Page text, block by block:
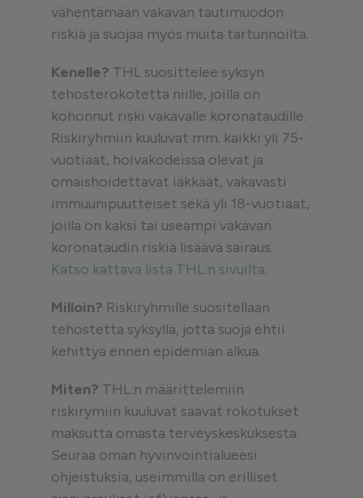
vähentämään vakavan tautimuodon
riskiä ja suojaa myös muita tartunnoilta.
Kenelle? THL suosittelee syksyn
tehosterokotetta niille, joilla on
kohonnut riski vakavalle koronataudille.
Riskiryhmiin kuuluvat mm. kaikki yli 75-
vuotiaat, hoivakodeissa olevat ja
omaishoidettavat iäkkäät, vakavasti
immuunipuutteiset sekä yli 18-vuotiaat,
joilla on kaksi tai useampi vakavan
koronataudin riskiä lisäävä sairaus.
Katso kattava lista THL:n sivuilta.
Milloin? Riskiryhmille suositellaan
tehostetta syksyllä, jotta suoja ehtii
kehittyä ennen epidemian alkua.
Miten? THL:n määrittelemiin
riskirymiin kuuluvat saavat rokotukset
maksutta omasta terveyskeskuksesta.
Seuraa oman hyvinvointialueesi
ohjeistuksia, useimmilla on erilliset